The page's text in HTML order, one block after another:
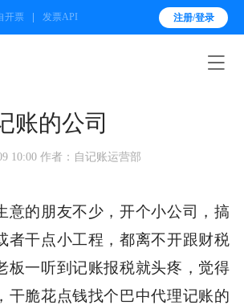
开票 发票API 注册/登录

账的公司
10:00 作者：自记账运营部
意的朋友不少，开个小公司，搞
者干点小工程，都离不开跟财税
板一听到记账报税就头疼，觉得
干脆花点钱找个巴中代理记账的